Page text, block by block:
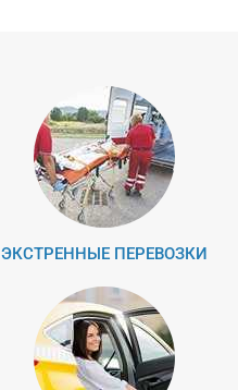
ЭКСТРЕННЫЕ ПЕРЕВОЗКИ